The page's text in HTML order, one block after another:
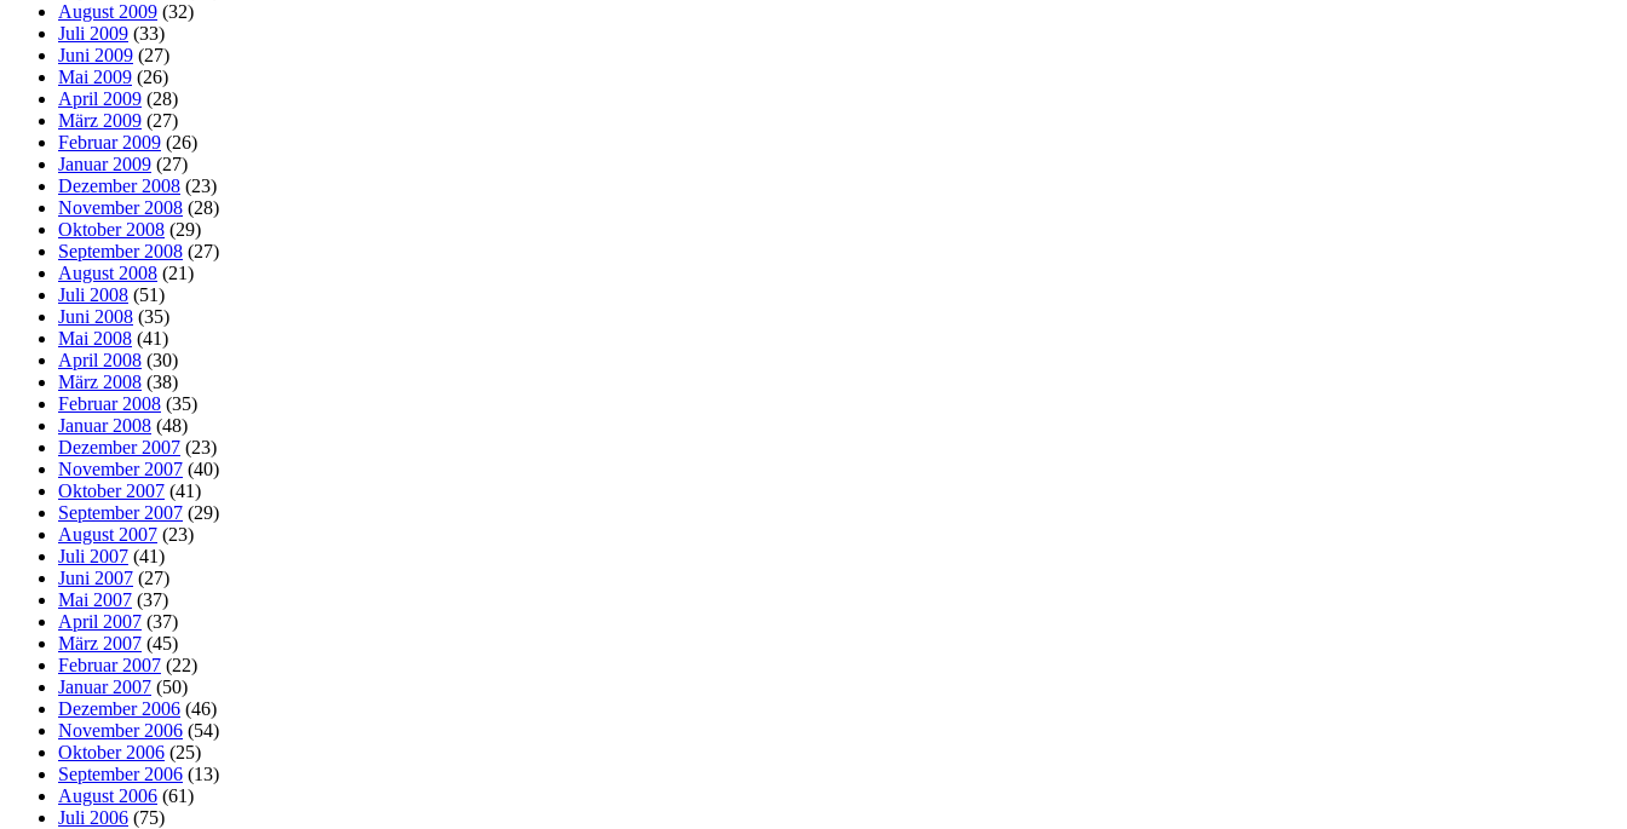
August 2009 (32)
Juli 2009 (33)
Juni 2009 (27)
Mai 2009 (26)
April 2009 (28)
März 2009 (27)
Februar 2009 (26)
Januar 2009 (27)
Dezember 2008 (23)
November 2008 (28)
Oktober 2008 (29)
September 2008 (27)
August 2008 (21)
Juli 2008 (51)
Juni 2008 (35)
Mai 2008 (41)
April 2008 (30)
März 2008 (38)
Februar 2008 (35)
Januar 2008 (48)
Dezember 2007 (23)
November 2007 (40)
Oktober 2007 (41)
September 2007 (29)
August 2007 (23)
Juli 2007 (41)
Juni 2007 (27)
Mai 2007 (37)
April 2007 (37)
März 2007 (45)
Februar 2007 (22)
Januar 2007 (50)
Dezember 2006 (46)
November 2006 (54)
Oktober 2006 (25)
September 2006 (13)
August 2006 (61)
Juli 2006 (75)